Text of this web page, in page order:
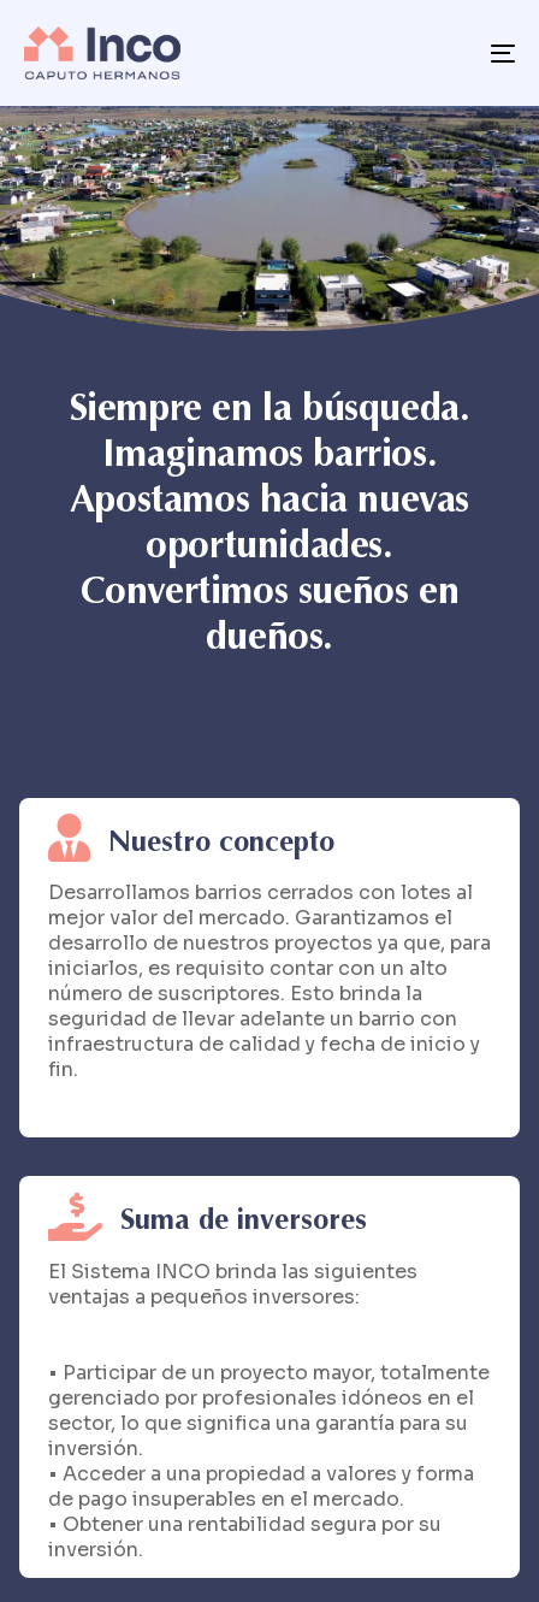
links
primary
navigation
Skip
to
content
Siempre en la búsqueda.
Imaginamos barrios.
Apostamos hacia nuevas
oportunidades.
Convertimos sueños en
dueños.
Nuestro concepto
Desarrollamos barrios cerrados con lotes al
mejor valor del mercado. Garantizamos el
desarrollo de nuestros proyectos ya que, para
iniciarlos, es requisito contar con un alto
número de suscriptores. Esto brinda la
seguridad de llevar adelante un barrio con
infraestructura de calidad y fecha de inicio y
fin.
Suma de inversores
El Sistema INCO brinda las siguientes
ventajas a pequeños inversores:
• Participar de un proyecto mayor, totalmente
gerenciado por profesionales idóneos en el
sector, lo que significa una garantía para su
inversión.
• Acceder a una propiedad a valores y forma
de pago insuperables en el mercado.
• Obtener una rentabilidad segura por su
inversión.